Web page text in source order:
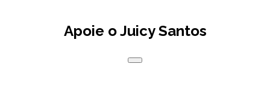
Apoie o Juicy Santos